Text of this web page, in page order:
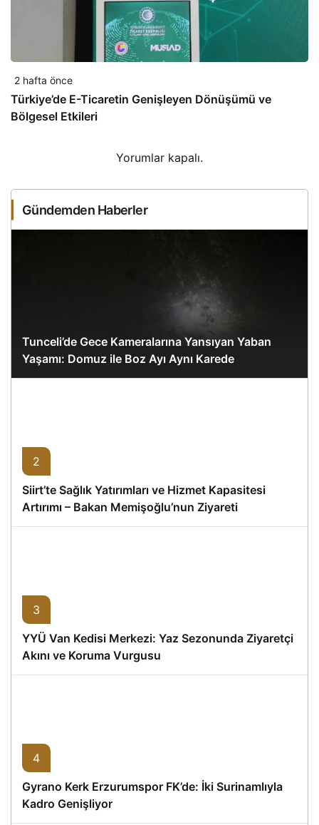
2 hafta önce
Türkiye’de E-Ticaretin Genişleyen Dönüşümü ve
Bölgesel Etkileri
Yorumlar kapalı.
Gündemden Haberler
Tunceli’de Gece Kameralarına Yansıyan Yaban
Yaşamı: Domuz ile Boz Ayı Aynı Karede
2
Siirt’te Sağlık Yatırımları ve Hizmet Kapasitesi
Artırımı – Bakan Memişoğlu’nun Ziyareti
3
YYÜ Van Kedisi Merkezi: Yaz Sezonunda Ziyaretçi
Akını ve Koruma Vurgusu
4
Gyrano Kerk Erzurumspor FK’de: İki Surinamlıyla
Kadro Genişliyor